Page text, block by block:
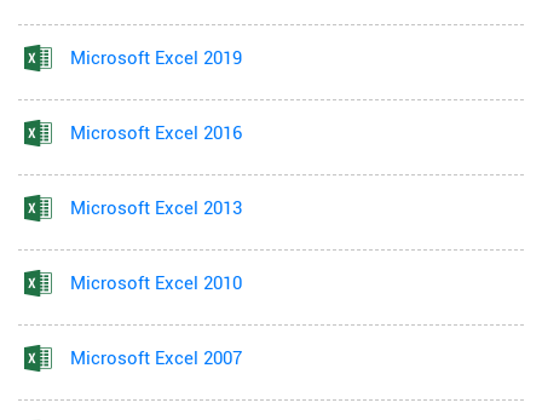
Microsoft Excel 2019
Microsoft Excel 2016
Microsoft Excel 2013
Microsoft Excel 2010
Microsoft Excel 2007